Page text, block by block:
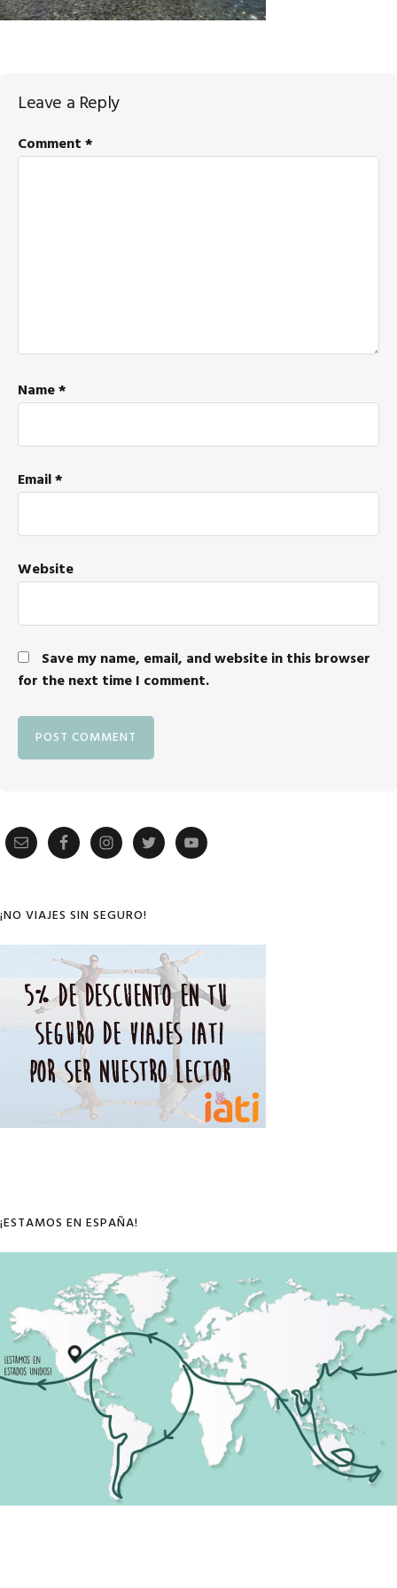
Reader
Interactions
Leave a Reply
Comment*
Name*
Email*
Website
Save my name, email, and website in this browser
for the next time I comment.
Primary
¡NO VIAJES SIN SEGURO!
¡ESTAMOS EN ESPAÑA!